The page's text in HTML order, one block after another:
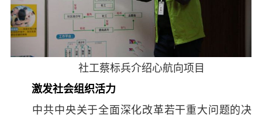
社工蔡标兵介绍心航向项目
激发社会组织活力
中共中央关于全面深化改革若干重大问题的决